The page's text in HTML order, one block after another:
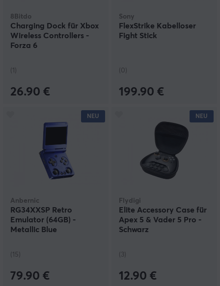
8Bitdo
Charging Dock für Xbox
Wireless Controllers -
Forza 6
(1)
26.90 €
Sony
FlexStrike Kabelloser
Fight Stick
(0)
199.90 €
NEU
Anbernic
RG34XXSP Retro
Emulator (64GB) -
Metallic Blue
(15)
79.90 €
NEU
Flydigi
Elite Accessory Case für
Apex 5 & Vader 5 Pro -
Schwarz
(3)
12.90 €